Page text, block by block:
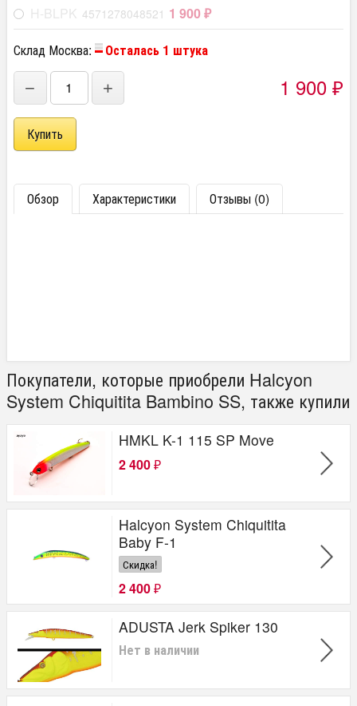
H-BLPK 4571278048521 1 900₽
Склад Москва: Осталась 1 штука
− + 1 900 ₽
Обзор Характеристики Отзывы (0)
Покупатели, которые приобрели Halcyon
System Chiquitita Bambino SS, также купили
HMKL K-1 115 SP Move
2 400 ₽
Halcyon System Chiquitita
Baby F-1
Скидка!
2 400 ₽
ADUSTA Jerk Spiker 130
Нет в наличии